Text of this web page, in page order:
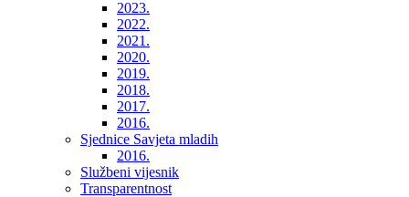
2023.
2022.
2021.
2020.
2019.
2018.
2017.
2016.
Sjednice Savjeta mladih
2016.
Službeni vijesnik
Transparentnost